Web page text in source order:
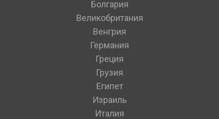
Болгария
Великобритания
Венгрия
Германия
Греция
Грузия
Египет
Израиль
Италия